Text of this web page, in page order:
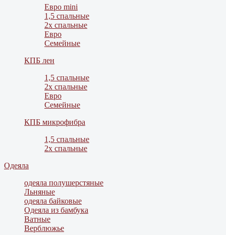
Евро mini
1,5 спальные
2х спальные
Евро
Семейные
КПБ лен
1,5 спальные
2х спальные
Евро
Семейные
КПБ микрофибра
1,5 спальные
2х спальные
Одеяла
одеяла полушерстяные
Льняные
одеяла байковые
Одеяла из бамбука
Ватные
Верблюжье